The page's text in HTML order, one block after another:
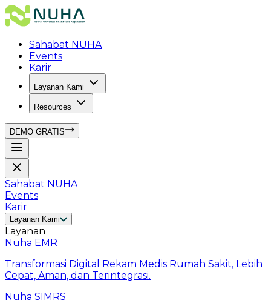
Sahabat NUHA
Events
Karir
Layanan Kami
Resources
DEMO GRATIS
Sahabat NUHA
Events
Karir
Layanan Kami
Layanan
Nuha EMR
Transformasi Digital Rekam Medis Rumah Sakit, Lebih
Cepat, Aman, dan Terintegrasi.
Nuha SIMRS